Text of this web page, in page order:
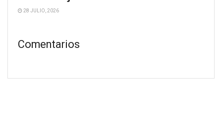
28 JULIO, 2026
Comentarios